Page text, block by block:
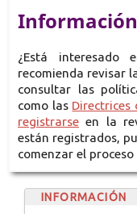
¿Está interesado
recomienda revisar
consultar las
como las Directrices
registrarseen la
están registrados,
comenzar el proceso
INFORMACIÓN